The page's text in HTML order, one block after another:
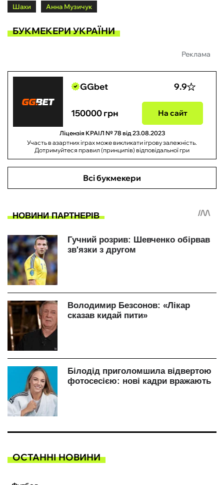
Шахи Анна Музичук
БУКМЕКЕРИ УКРАЇНИ
Реклама
GGbet 9.9
150000 грн На сайт
Ліцензія КРАІЛ № 78 від 23.08.2023
Участь в азартних іграх може викликати ігрову залежність.
Дотримуйтеся правил (принципів) відповідальної гри
Всі букмекери
ОСТАННІ НОВИНИ